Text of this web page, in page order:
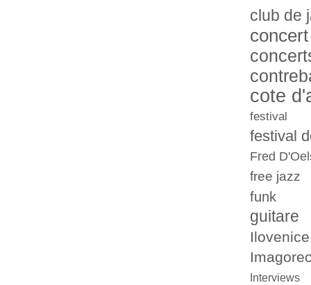
club de
concert
cote
festival
festival
Fred
free jazz
funk
guitare
Ilovenice
Interviews